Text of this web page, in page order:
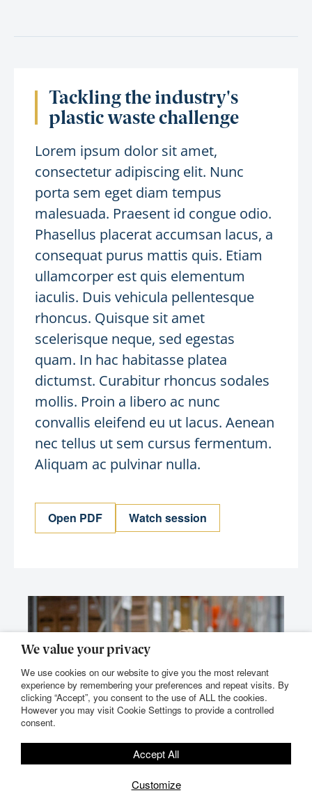
Tackling the industry's
plastic waste challenge
Lorem ipsum dolor sit amet,
consectetur adipiscing elit. Nunc
porta sem eget diam tempus
malesuada. Praesent id congue odio.
Phasellus placerat accumsan lacus, a
consequat purus mattis quis. Etiam
ullamcorper est quis elementum
iaculis. Duis vehicula pellentesque
rhoncus. Quisque sit amet
scelerisque neque, sed egestas
quam. In hac habitasse platea
dictumst. Curabitur rhoncus sodales
mollis. Proin a libero ac nunc
convallis eleifend eu ut lacus. Aenean
nec tellus ut sem cursus fermentum.
Aliquam ac pulvinar nulla.
Open PDF Watch session
We value your privacy
We use cookies on our website to give you the most relevant
experience by remembering your preferences and repeat visits. By
clicking “Accept”, you consent to the use of ALL the cookies.
However you may visit Cookie Settings to provide a controlled
consent.
Customize
Accept All